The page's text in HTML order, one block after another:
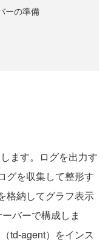
ーの準備
ます。ログを出力す
グを収集して整形す
格納してグラフ表示
バーで構成しま
td-agent）をインス